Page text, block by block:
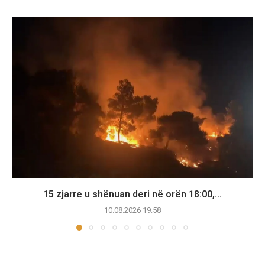
15 zjarre u shënuan deri në orën 18:00,...
10.08.2026 19:58